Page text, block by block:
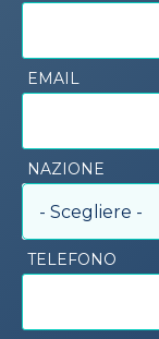
EMAIL
NAZIONE
- Scegliere -
TELEFONO